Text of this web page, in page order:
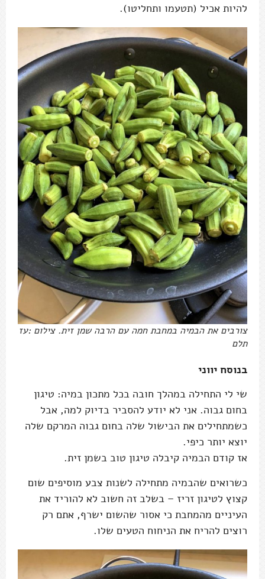
להיות אכיל (תטעמו ותחליטו).
צורבים את הבמיה במחבת חמה עם הרבה שמן זית. צילום :עז
תלם
בנוסח יווני
שי לי התחילה במהלך חובה בכל מתכון במיה: טיגון
בחום גבוה. אני לא יודע להסביר בדיוק למה, אבל
כשמתחילים את הבישול שלה בחום גבוה המרקם שלה
יוצא יותר כיפי.
אז קודם הבמיה קיבלה טיגון טוב בשמן זית.
כשרואים שהבמיה מתחילה לשנות צבע מוסיפים שום
קצוץ לטיגון זריז – בשלב זה חשוב לא להוריד את
העיניים מהמחבת כי אסור שהשום ישרף, אתם רק
רוצים להריח את הניחוח הטעים שלו.